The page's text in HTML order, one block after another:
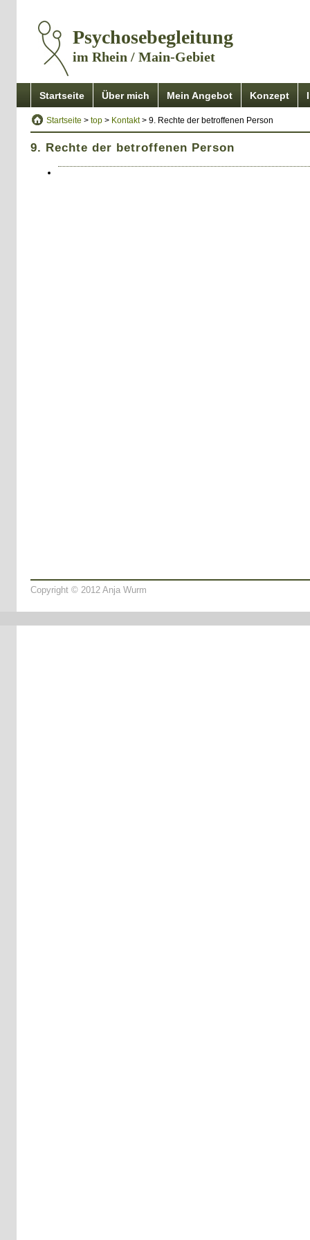
Psychosebegleitung
im Rhein / Main-Gebiet
Startseite Über mich Mein Angebot Konzept
Startseite > top > Kontakt> 9. Rechte der betroffenen Person
9. Rechte der betroffenen Person
Copyright © 2012 Anja Wurm